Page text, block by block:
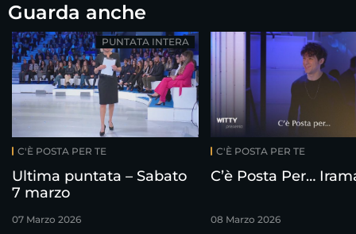
Guarda anche
C'È POSTA PER TE
Ultima puntata – Sabato
7 marzo
07 Marzo 2026
PUNTATA INTERA
C'È POSTA PER TE
C’è Posta Per…
08 Marzo 2026